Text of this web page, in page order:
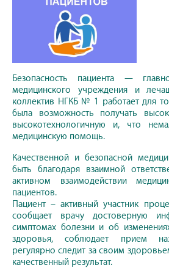
Безопасность пациента —
медицинского учреждения и
коллектив НГКБ № 1 работает для
была возможность получать
высокотехнологичную и, что
медицинскую помощь.
Качественной и безопасной
быть благодаря взаимной
активном взаимодействии
пациентов.
Пациент – активный участник
сообщает врачу достоверную
симптомах болезни и об
здоровья, соблюдает прием
регулярно следит за своим
качественный результат.